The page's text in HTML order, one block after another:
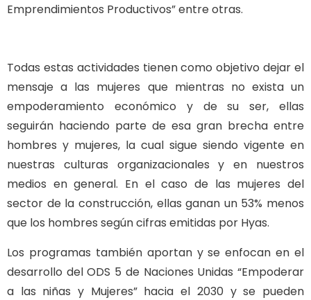
Emprendimientos Productivos” entre otras.
Todas estas actividades tienen como objetivo dejar el
mensaje a las mujeres que mientras no exista un
empoderamiento económico y de su ser, ellas
seguirán haciendo parte de esa gran brecha entre
hombres y mujeres, la cual sigue siendo vigente en
nuestras culturas organizacionales y en nuestros
medios en general. En el caso de las mujeres del
sector de la construcción, ellas ganan un 53% menos
que los hombres según cifras emitidas por Hyas.
Los programas también aportan y se enfocan en el
desarrollo del ODS 5 de Naciones Unidas “Empoderar
a las niñas y Mujeres” hacia el 2030 y se pueden